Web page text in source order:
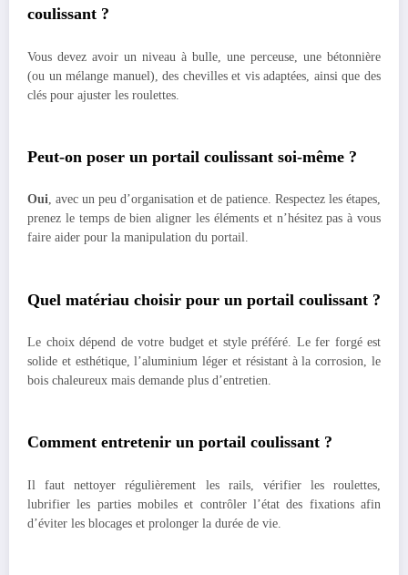
coulissant ?
Vous devez avoir un niveau à bulle, une perceuse, une bétonnière
(ou un mélange manuel), des chevilles et vis adaptées, ainsi que des
clés pour ajuster les roulettes.
Peut-on poser un portail coulissant soi-même ?
Oui, avec un peu d’organisation et de patience. Respectez les étapes,
prenez le temps de bien aligner les éléments et n’hésitez pas à vous
faire aider pour la manipulation du portail.
Quel matériau choisir pour un portail coulissant ?
Le choix dépend de votre budget et style préféré. Le fer forgé est
solide et esthétique, l’aluminium léger et résistant à la corrosion, le
bois chaleureux mais demande plus d’entretien.
Comment entretenir un portail coulissant ?
Il faut nettoyer régulièrement les rails, vérifier les roulettes,
lubrifier les parties mobiles et contrôler l’état des fixations afin
d’éviter les blocages et prolonger la durée de vie.